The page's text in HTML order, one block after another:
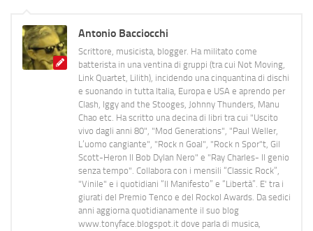
Antonio Bacciocchi
Scrittore, musicista, blogger. Ha militato come
batterista in una ventina di gruppi (tra cui Not Moving,
Link Quartet, Lilith), incidendo una cinquantina di dischi
e suonando in tutta Italia, Europa e USA e aprendo per
Clash, Iggy and the Stooges, Johnny Thunders, Manu
Chao etc. Ha scritto una decina di libri tra cui "Uscito
vivo dagli anni 80", "Mod Generations", "Paul Weller,
L’uomo cangiante", "Rock n Goal", "Rock n Spor"t, Gil
Scott-Heron Il Bob Dylan Nero" e "Ray Charles- Il genio
senza tempo". Collabora con i mensili “Classic Rock”,
"Vinile" e i quotidiani “Il Manifesto” e “Libertà”. E' tra i
giurati del Premio Tenco e del Rockol Awards. Da sedici
anni aggiorna quotidianamente il suo blog
www.tonyface.blogspot.it dove parla di musica,